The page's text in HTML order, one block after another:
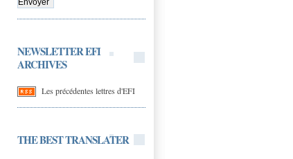
NEWSLETTER EFI
ARCHIVES
Les précédentes lettres d'EFI
THE BEST TRANSLATER